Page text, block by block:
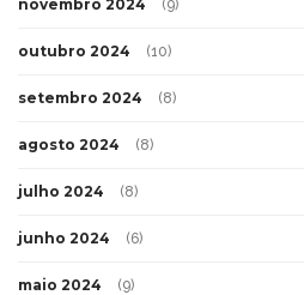
novembro 2024 (9)
outubro 2024 (10)
setembro 2024 (8)
agosto 2024 (8)
julho 2024 (8)
junho 2024 (6)
maio 2024 (9)